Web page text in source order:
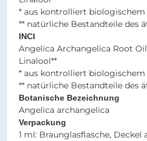
* aus kontrolliert biologischem
** natürliche Bestandteile des
INCI
Angelica Archangelica Root
Linalool**
* aus kontrolliert biologischem
** natürliche Bestandteile des
Botanische Bezeichnung
Angelica archangelica
Verpackung
1 ml: Braunglasflasche, Deckel